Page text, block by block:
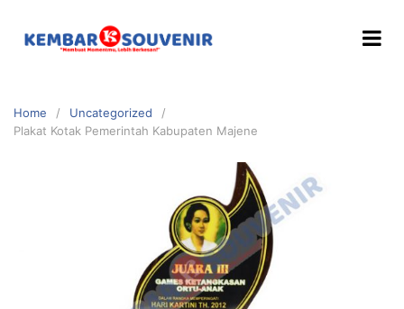
Home
Uncategorized
Plakat Kotak Pemerintah Kabupaten Majene